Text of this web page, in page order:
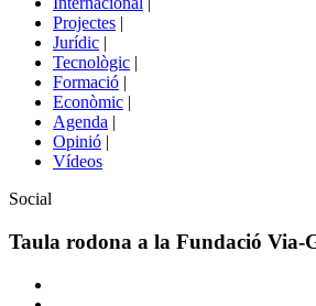
Projectes |
Jurídic |
Tecnològic |
Formació |
Econòmic |
Agenda |
Opinió |
Vídeos
Àmbit
la
Social
Taula rodona a la Fundació Via-
Comparteix